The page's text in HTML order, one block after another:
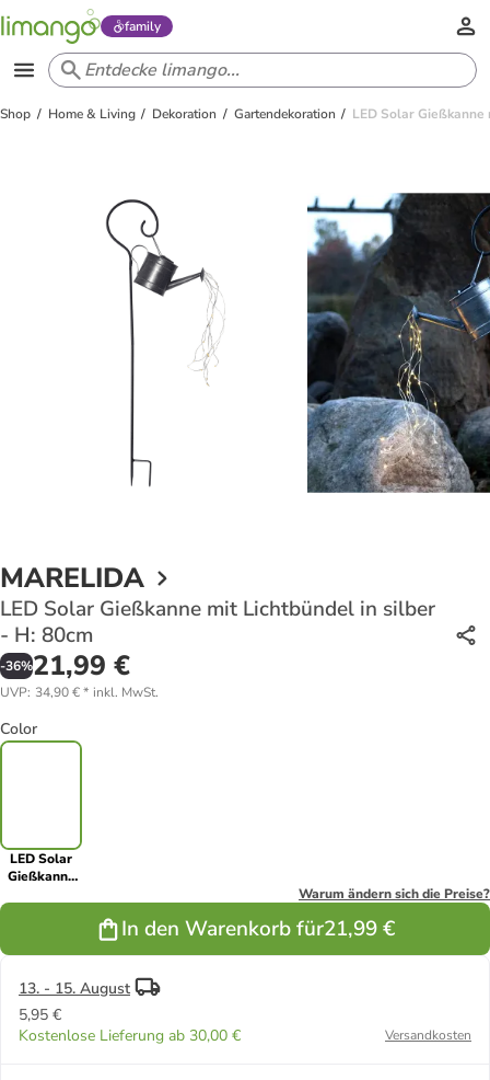
family
Shop Home & Living Dekoration Gartendekoration LED Solar
MARELIDA
LED Solar Gießkanne mit Lichtbündel in silber
- H: 80cm
-36%21,99 €
UVP: 34,90 €* inkl. MwSt.
Color
LED Solar
Gießkanne
Warum ändern sich die Preise?
In den Warenkorb für21,99 €
13. - 15. August
5,95 €
Kostenlose Lieferung ab 30,00 €
Versandkosten